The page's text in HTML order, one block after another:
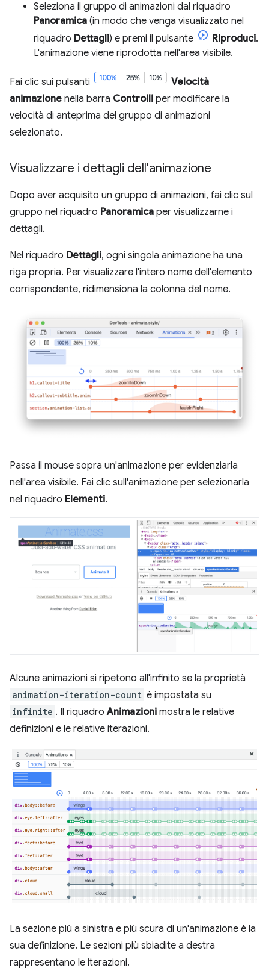
Seleziona il gruppo di animazioni dal riquadro
Panoramica (in modo che venga visualizzato nel
riquadro Dettagli) e premi il pulsante Riproduci.
L'animazione viene riprodotta nell'area visibile.
Fai clic sui pulsanti
Velocità
animazione nella barra Controlli per modificare la
velocità di anteprima del gruppo di animazioni
selezionato.
Visualizzare i dettagli dell'animazione
Dopo aver acquisito un gruppo di animazioni, fai clic sul
gruppo nel riquadro Panoramica per visualizzarne i
dettagli.
Nel riquadro Dettagli, ogni singola animazione ha una
riga propria. Per visualizzare l'intero nome dell'elemento
corrispondente, ridimensiona la colonna del nome.
Passa il mouse sopra un'animazione per evidenziarla
nell'area visibile. Fai clic sull'animazione per selezionarla
nel riquadro Elementi.
Alcune animazioni si ripetono all'infinito se la proprietà
animation-iteration-count è impostata su
infinite . Il riquadroAnimazioni mostra le relative
definizioni e le relative iterazioni.
La sezione più a sinistra e più scura di un'animazione è la
sua definizione. Le sezioni più sbiadite a destra
rappresentano le iterazioni.